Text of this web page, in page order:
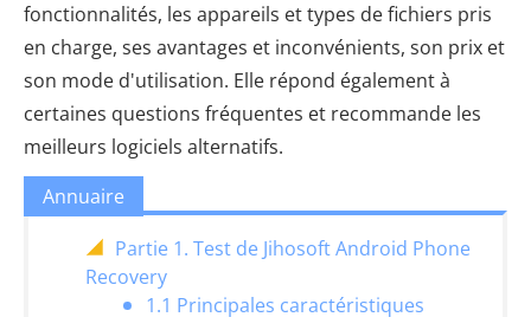
fonctionnalités, les appareils et types de fichiers pris
en charge, ses avantages et inconvénients, son prix et
son mode d'utilisation. Elle répond également à
certaines questions fréquentes et recommande les
meilleurs logiciels alternatifs.
Annuaire
Partie 1. Test de Jihosoft Android Phone
Recovery
1.1 Principales caractéristiques